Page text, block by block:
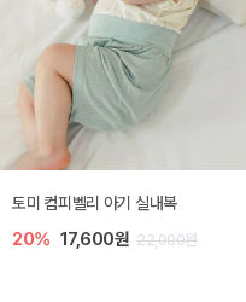
토미 컴피벨리 아기 실내복
20% 17,600원 22,000원